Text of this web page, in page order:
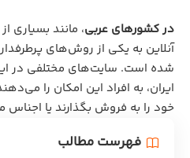
در کشورهای عربی، مانند بسیاری
آنلاین به یکی از روش‌های
شده است. سایت‌های مختلفی در
ایران، به افراد این امکان را
خود را به فروش بگذارند یا اجناس
فهرست مطالب